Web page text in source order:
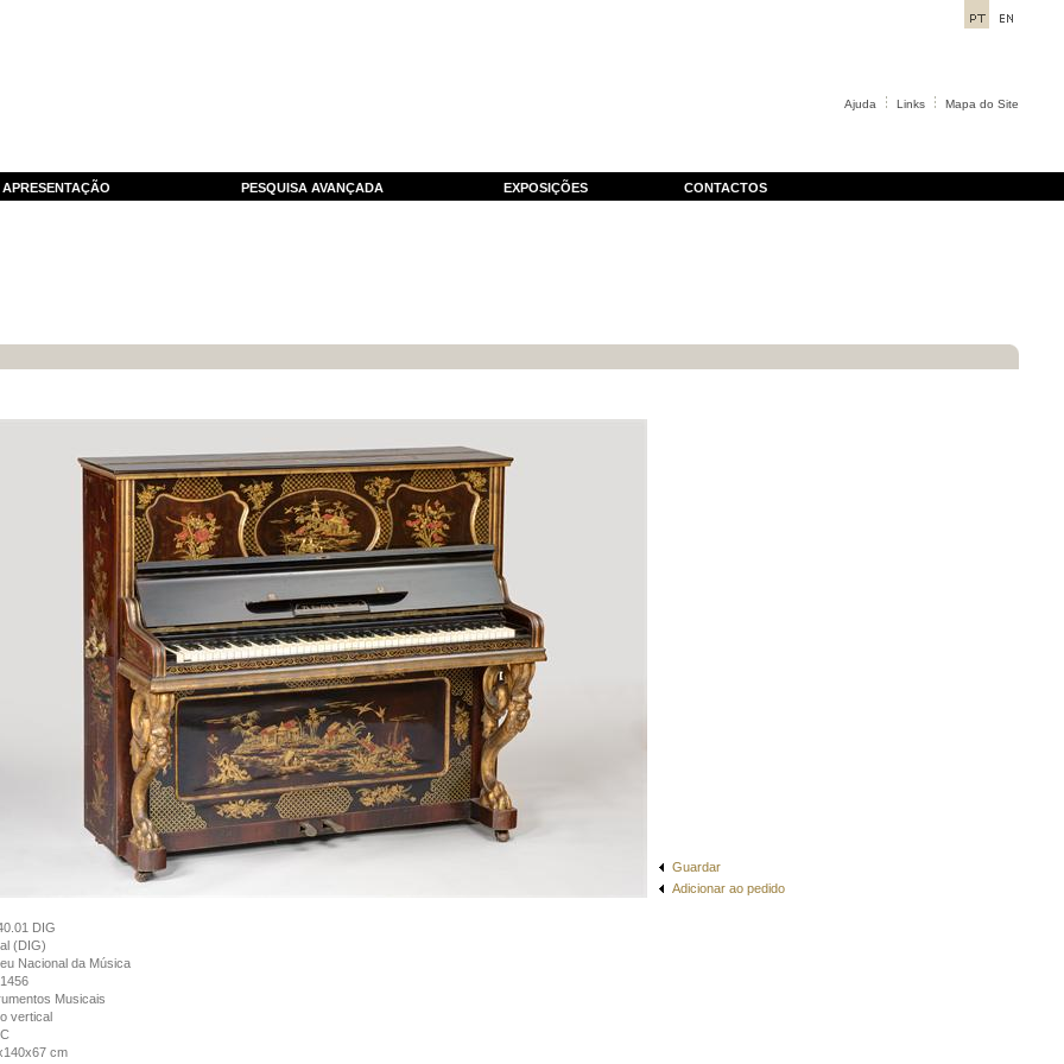
Ajuda Links Mapa do Site
APRESENTAÇÃO PESQUISA AVANÇADA EXPOSIÇÕES CONTACTOS
Guardar
Adicionar ao pedido
DIG
(DIG)
Nacional da Música
Musicais
vertical
cm